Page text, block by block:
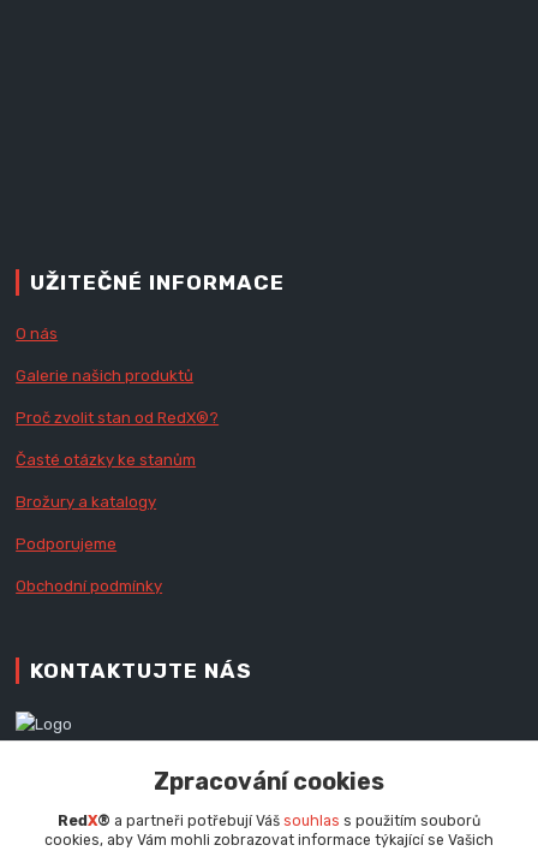
UŽITEČNÉ INFORMACE
O nás
Galerie našich produktů
Proč zvolit stan od RedX®?
Časté otázky ke stanům
Brožury a katalogy
Podporujeme
Obchodní podmínky
KONTAKTUJTE NÁS
+420 777 979 111Zpracování cookies
Red X® a partneři potřebují Váš souhlas s použitím souborů
cookies, aby Vám mohli zobrazovat informace týkající se Vašich